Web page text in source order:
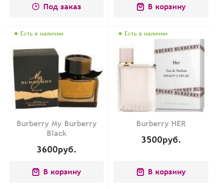
Под заказ В корзину
Есть в наличии
Burberry My Burberry
Black
3600руб.
В корзину
Есть в наличии
Burberry HER
3500руб.
В корзину